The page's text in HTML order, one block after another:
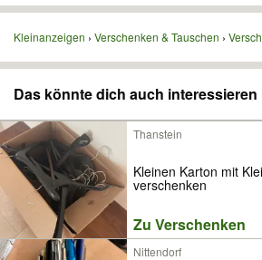
Kleinanzeigen Verschenken & Tauschen
Das könnte dich auch interessieren
Thanstein
Kleinen Karton mit
verschenken
Zu Verschenken
Nittendorf